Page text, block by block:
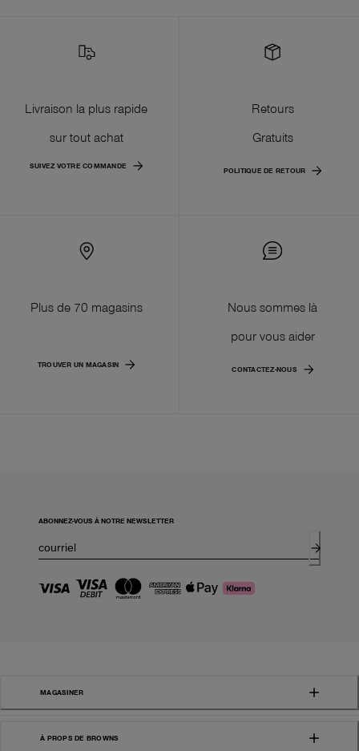
Livraison la plus rapide
sur tout achat
SUIVEZ VOTRE COMMANDE
Retours
Gratuits
POLITIQUE DE RETOUR
Plus de 70 magasins
TROUVER UN MAGASIN
Nous sommes là
pour vous aider
CONTACTEZ-NOUS
ABONNEZ-VOUS À NOTRE NEWSLETTER
MAGASINER
À PROPS DE BROWNS